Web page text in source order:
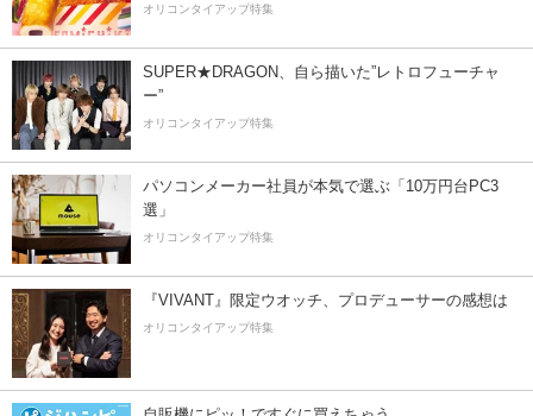
オリコンタイアップ特集
SUPER★DRAGON、自ら描いた”レトロフューチャ
ー”
オリコンタイアップ特集
パソコンメーカー社員が本気で選ぶ「10万円台PC3
選」
オリコンタイアップ特集
『VIVANT』限定ウオッチ、プロデューサーの感想は
オリコンタイアップ特集